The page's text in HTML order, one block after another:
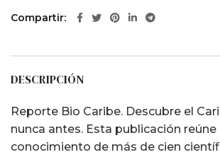
Compartir
DESCRIPCIÓN
Reporte Bio Caribe. Descubre el
nunca antes. Esta publicación reúne
conocimiento de más de cien